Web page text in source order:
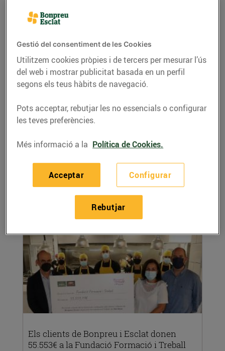
LLEGIR MÉS
el 100% dels seus productes de marca
Tots els productes de marca bonpreu i Terra i
Tast de les 13 categories definides per...
Els clients de Bonpreu i Esclat donen
55.553€ a la Fundació Formació i Treball
Gestió del consentiment de les Cookies
Utilitzem cookies pròpies i de tercers per mesurar l’ús
del web i mostrar publicitat basada en un perfil
segons els teus hàbits de navegació.
Pots acceptar, rebutjar les no essencials o configurar
les teves preferències.
Més informació a la Política de Cookies.
Configurar
Rebutjar
Acceptar